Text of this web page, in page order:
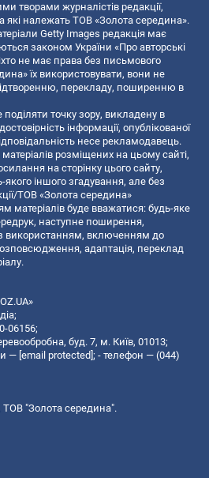
творами журналістів редакції,
які належать ТОВ «Золота середина».
Getty Images редакція має
законом України «Про авторські
не має права без письмового
їх використовувати, вони не
перекладу, поширенню в
точку зору, викладену в
інформації, опублікованої
несе рекламодавець.
розміщених на цьому сайті,
на сторінку цього сайту,
якого іншого згадування, але без
ТОВ «Золота середина»
матеріалів буде вважатися: будь-яке
наступне поширення,
використанням, включенням до
адаптація, переклад
06156;
буд. 7, м. Київ, 01013;
— [email protected]; - телефон — (044)
ТОВ "Золота середина".